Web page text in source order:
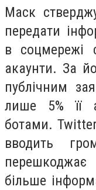
Маск
передати
в соцмережі
акаунти. За
публічним
лише 5% її
ботами.
вводить
більше